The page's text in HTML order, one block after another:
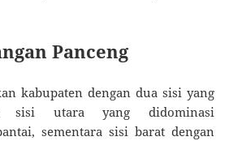
Panceng
kabupaten dengan dua sisi yang
sisi utara yang didominasi
sementara sisi barat dengan